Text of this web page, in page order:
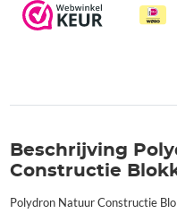
Beschrijving
Constructie
Polydron Natuur Constructie